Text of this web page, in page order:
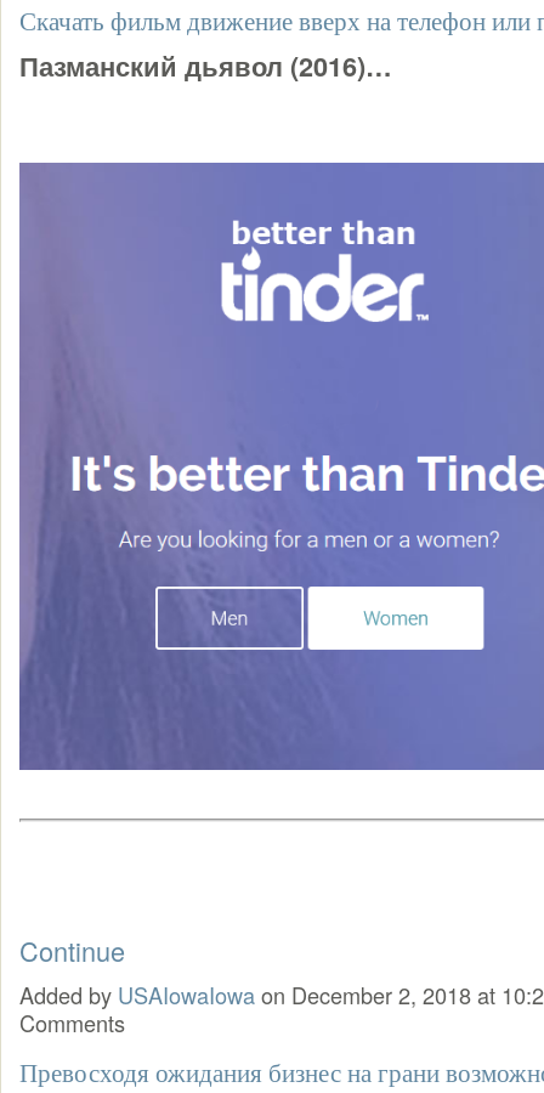
Скачать фильм движение вверх на телефон или
Пазманский дьявол (2016)…
Continue
Added by USAIowaIowaon December 2, 2018 at
Comments
Превосходя ожидания бизнес на грани